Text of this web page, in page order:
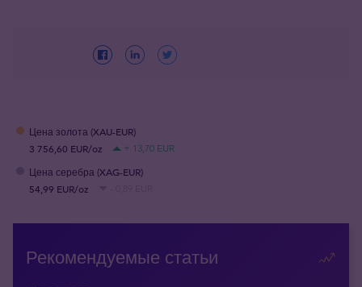
Цена золота (XAU-EUR)
3 756,60 EUR/oz
+ 13,70 EUR
Цена серебра (XAG-EUR)
54,99 EUR/oz
Рекомендуемые статьи